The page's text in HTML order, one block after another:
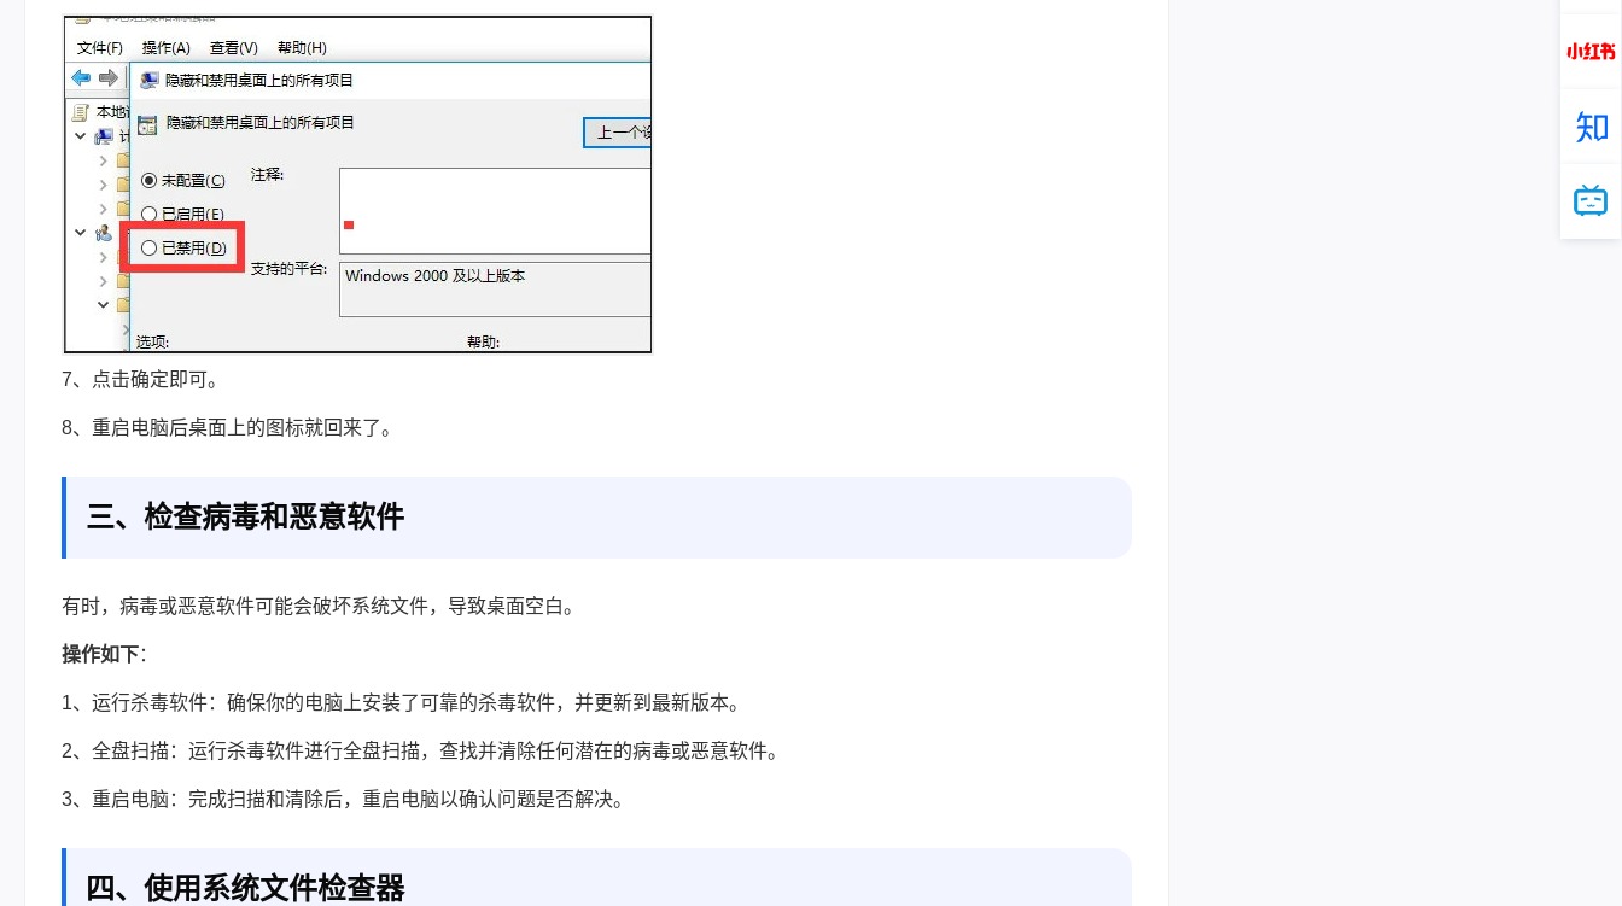
7、点击确定即可。
8、重启电脑后桌面上的图标就回来了。
三、检查病毒和恶意软件
有时，病毒或恶意软件可能会破坏系统文件，导致桌面空白。
操作如下：
1、运行杀毒软件：确保你的电脑上安装了可靠的杀毒软件，并更新到最新版本。
2、全盘扫描：运行杀毒软件进行全盘扫描，查找并清除任何潜在的病毒或恶意软件。
3、重启电脑：完成扫描和清除后，重启电脑以确认问题是否解决。
四、使用系统文件检查器